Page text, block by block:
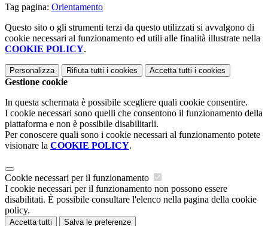
Tag pagina: Orientamento
Questo sito o gli strumenti terzi da questo utilizzati si avvalgono di
cookie necessari al funzionamento ed utili alle finalità illustrate nella
COOKIE POLICY.
Personalizza Rifiuta tutti i cookies Accetta tutti i cookies
Gestione cookie
In questa schermata è possibile scegliere quali cookie consentire.
I cookie necessari sono quelli che consentono il funzionamento della
piattaforma e non è possibile disabilitarli.
Per conoscere quali sono i cookie necessari al funzionamento potete
visionare la COOKIE POLICY.
Cookie necessari per il funzionamento
I cookie necessari per il funzionamento non possono essere
disabilitati. È possibile consultare l'elenco nella pagina della cookie
policy.
Accetta tutti Salva le preferenze